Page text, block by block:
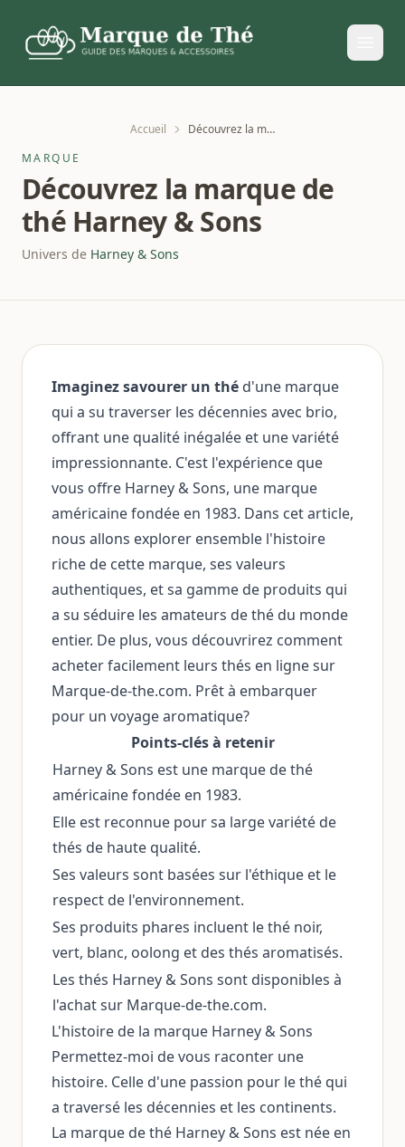
Accueil
Découvrez la marque de thé Harney & Sons
MARQUE
Découvrez la marque de
thé Harney & Sons
Univers de Harney & Sons
Imaginez savourer un thé d'une marque
qui a su traverser les décennies avec brio,
offrant une qualité inégalée et une variété
impressionnante. C'est l'expérience que
vous offre Harney & Sons, une marque
américaine fondée en 1983. Dans cet article,
nous allons explorer ensemble l'histoire
riche de cette marque, ses valeurs
authentiques, et sa gamme de produits qui
a su séduire les amateurs de thé du monde
entier. De plus, vous découvrirez comment
acheter facilement leurs thés en ligne sur
Marque-de-the.com. Prêt à embarquer
pour un voyage aromatique?
Points-clés à retenir
Harney & Sons est une marque de thé
américaine fondée en 1983.
Elle est reconnue pour sa large variété de
thés de haute qualité.
Ses valeurs sont basées sur l'éthique et le
respect de l'environnement.
Ses produits phares incluent le thé noir,
vert, blanc, oolong et des thés aromatisés.
Les thés Harney & Sons sont disponibles à
l'achat sur Marque-de-the.com.
L'histoire de la marque Harney & Sons
Permettez-moi de vous raconter une
histoire. Celle d'une passion pour le thé qui
a traversé les décennies et les continents.
La marque de thé Harney & Sons est née en